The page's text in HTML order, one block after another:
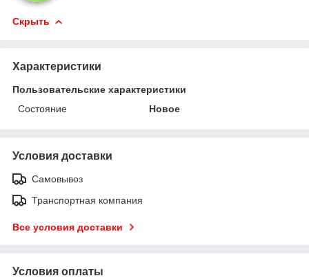
Скрыть
Характеристики
Пользовательские характеристики
Состояние
Новое
Условия доставки
Самовывоз
Транспортная компания
Все условия доставки
Условия оплаты